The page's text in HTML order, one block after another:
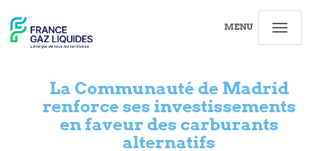
MENU
La Communauté de Madrid
renforce ses investissements
en faveur des carburants
alternatifs